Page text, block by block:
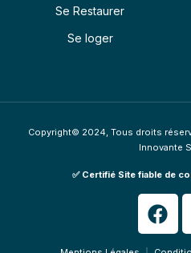
Se Restaurer
Se loger
Copyright© 2024, Tous droits
Innovante
✅​ Certifié Site fiable de